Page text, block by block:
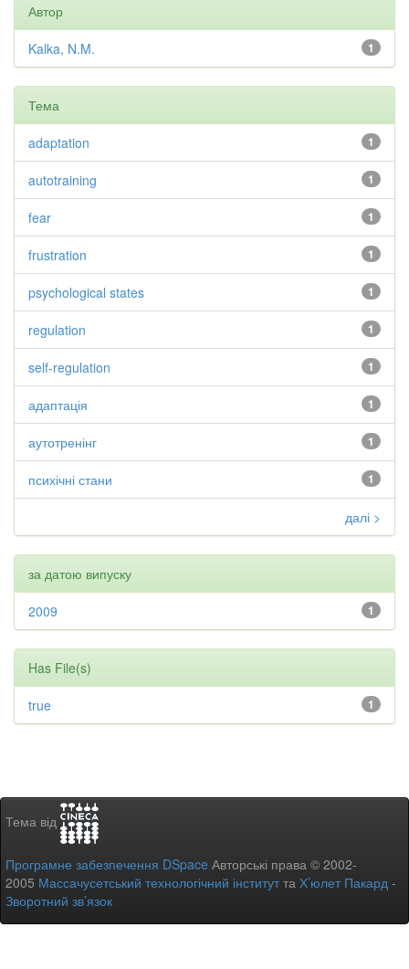
Автор
1
Kalka, N.M.
Тема
1
adaptation
1
autotraining
1
fear
1
frustration
1
psychological states
1
regulation
1
self-regulation
1
адаптація
1
аутотренінг
1
психічні стани
далі >
за датою випуску
1
2009
Has File(s)
1
true
Тема від
Програмне забезпечення DSpace Авторські права © 2002-
2005 Массачусетський технологічний інститутта Х’юлет Пакард -
Зворотний зв’язок